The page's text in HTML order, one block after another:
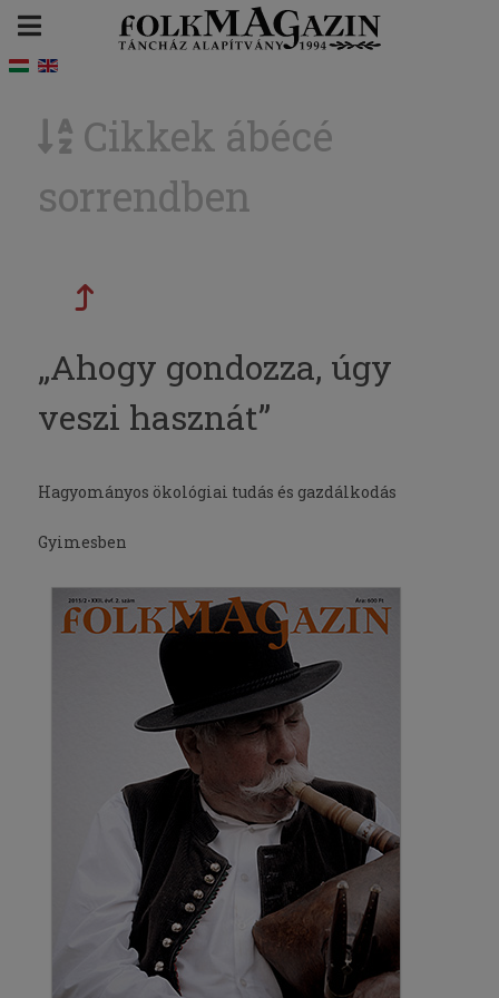
Cikkek ábécé
sorrendben
„Ahogy gondozza, úgy
veszi hasznát”
Hagyományos ökológiai tudás és gazdálkodás
Gyimesben